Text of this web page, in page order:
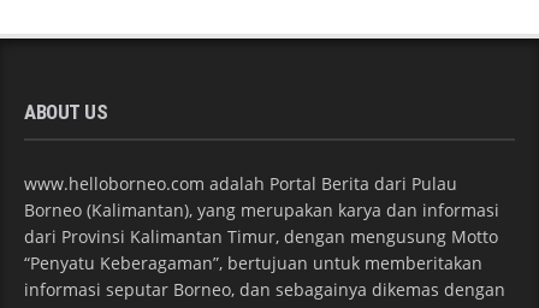
ABOUT US
www.helloborneo.com adalah Portal Berita dari Pulau
Borneo (Kalimantan), yang merupakan karya dan informasi
dari Provinsi Kalimantan Timur, dengan mengusung Motto
“Penyatu Keberagaman”, bertujuan untuk memberitakan
informasi seputar Borneo, dan sebagainya dikemas dengan